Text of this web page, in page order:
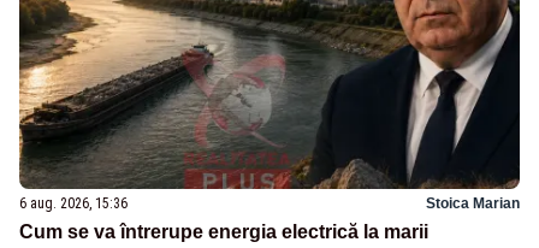
6 aug. 2026, 15:36 Stoica Marian
Cum se va întrerupe energia electrică la marii